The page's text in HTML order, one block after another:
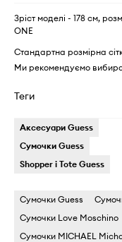
Зріст моделі - 178 см,
ONE
Стандартна розмірна
Ми рекомендуємо
Теги
Аксесуари Guess
Сумочки Guess
Shopper і Tote Guess
Сумочки Guess
Сумочки Love Moschino
Сумочки MICHAEL